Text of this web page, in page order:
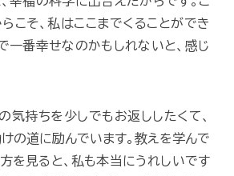
こそ、私はここまでくることができ
一番幸せなのかもしれないと、感じ
気持ちを少しでもお返ししたくて、
の道に励んでいます。教えを学んで
を見ると、私も本当にうれしいです